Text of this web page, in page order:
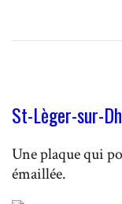
St-Lèger-sur-
Une plaque qui
émaillée.